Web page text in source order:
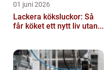
01 juni 2026
Lackera köksluckor: Så
får köket ett nytt liv utan...